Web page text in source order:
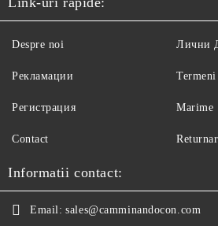
Despre noi
Рекламации
Регистрация
Contact
Лични
Marime
Informatii contact:
Email: sales@camminandocon.com